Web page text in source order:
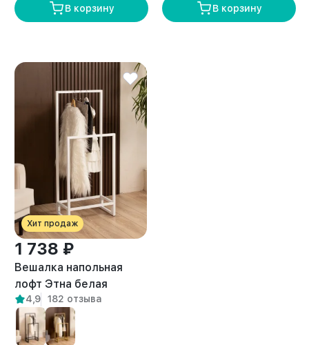
В корзину В корзину
Хит продаж
1 738 ₽
Вешалка напольная
лофт Этна белая
4,9 182 отзыва